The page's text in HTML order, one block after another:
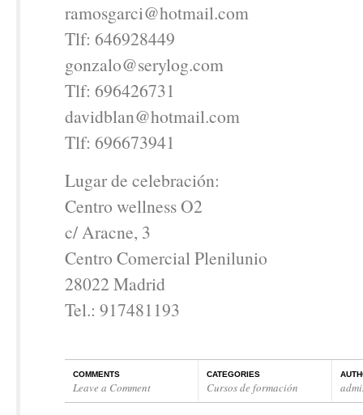
ramosgarci@hotmail.com
Tlf: 646928449
gonzalo@serylog.com
Tlf: 696426731
davidblan@hotmail.com
Tlf: 696673941
Lugar de celebración:
Centro wellness O2
c/ Aracne, 3
Centro Comercial Plenilunio
28022 Madrid
Tel.: 917481193
COMMENTS
Leave a Comment
CATEGORIES
Cursos de formación